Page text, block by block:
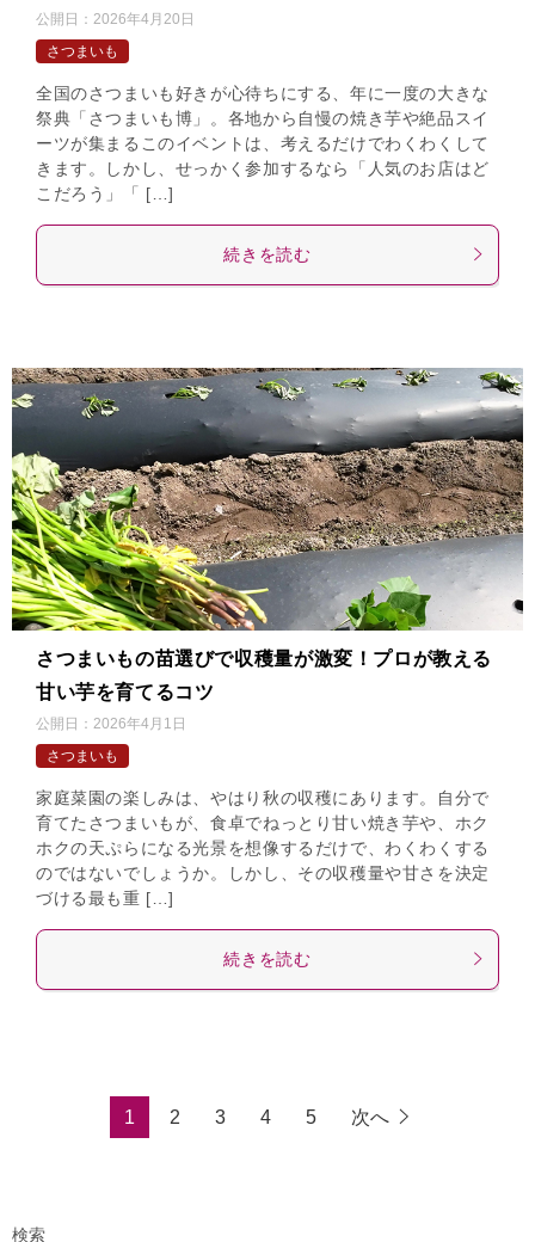
公開日： 2026年4月20日
さつまいも
全国のさつまいも好きが心待ちにする、年に一度の大きな
祭典「さつまいも博」。各地から自慢の焼き芋や絶品スイ
ーツが集まるこのイベントは、考えるだけでわくわくして
きます。しかし、せっかく参加するなら「人気のお店はど
こだろう」「 […]
続きを読む
さつまいもの苗選びで収穫量が激変！プロが教える
甘い芋を育てるコツ
公開日： 2026年4月1日
さつまいも
家庭菜園の楽しみは、やはり秋の収穫にあります。自分で
育てたさつまいもが、食卓でねっとり甘い焼き芋や、ホク
ホクの天ぷらになる光景を想像するだけで、わくわくする
のではないでしょうか。しかし、その収穫量や甘さを決定
づける最も重 […]
続きを読む
1 2 3 4 5 次へ
検索